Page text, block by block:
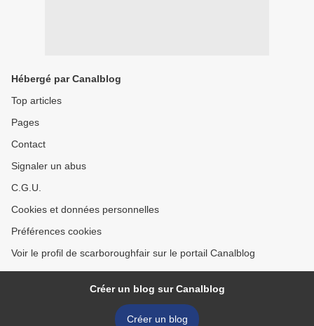
Hébergé par Canalblog
Top articles
Pages
Contact
Signaler un abus
C.G.U.
Cookies et données personnelles
Préférences cookies
Voir le profil de scarboroughfair sur le portail Canalblog
Créer un blog sur Canalblog
Créer un blog